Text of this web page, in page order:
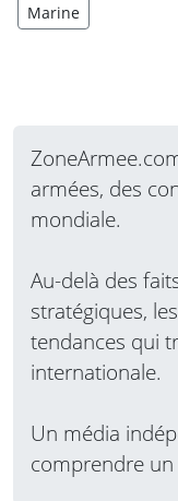
Marine
armées, des
mondiale.
Au-delà des
stratégiques,
tendances qui
internationale.
Un média
comprendre